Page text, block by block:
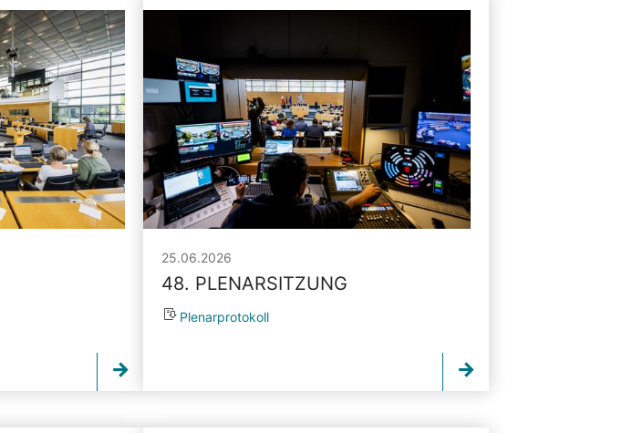
25.06.2026
48. PLENARSITZUNG
Plenarprotokoll